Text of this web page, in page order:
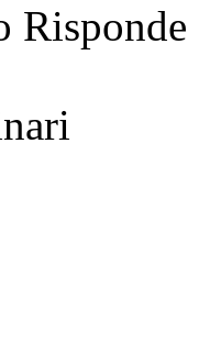
Risponde